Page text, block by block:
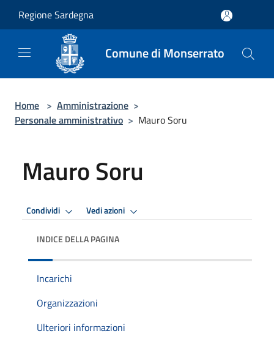
Regione Sardegna
Comune di Monserrato
Home > Amministrazione >
Personale amministrativo > Mauro Soru
Mauro Soru
Condividi Vedi azioni
INDICE DELLA PAGINA
Incarichi
Organizzazioni
Ulteriori informazioni